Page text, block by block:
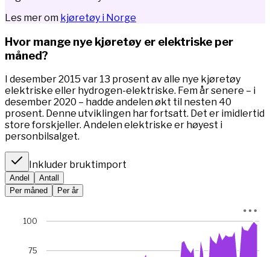
Les mer om kjøretøy i Norge
Hvor mange nye kjøretøy er elektriske per
måned?
I desember 2015 var 13 prosent av alle nye kjøretøy
elektriske eller hydrogen-elektriske. Fem år senere – i
desember 2020 – hadde andelen økt til nesten 40
prosent. Denne utviklingen har fortsatt. Det er imidlertid
store forskjeller. Andelen elektriske er høyest i
personbilsalget.
Inkluder bruktimport
Andel
Antall
Per måned
Per år
*I januar 2023 var bilsalget rekordlavt (5845 mot 49
75
100